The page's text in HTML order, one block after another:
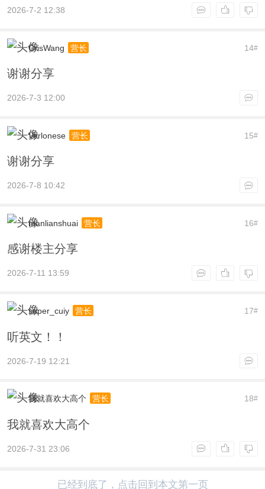
2026-7-2 12:38
14#
CrisWang 营长
谢谢分享
2026-7-3 12:00
15#
Verlonese 营长
谢谢分享
2026-7-8 10:42
16#
manlianshuai 营长
感谢楼主分享
2026-7-11 13:59
17#
super_cuiy 营长
听英文！！
2026-7-19 12:21
18#
我就喜欢大高个 营长
我就喜欢大高个
2026-7-31 23:06
已经到底了，点击回到本文第一页